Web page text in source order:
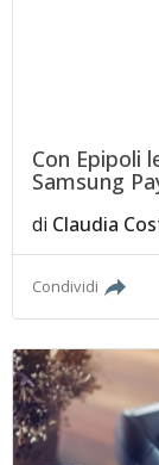
Con Epipoli
Samsung
di Claudia
Condividi